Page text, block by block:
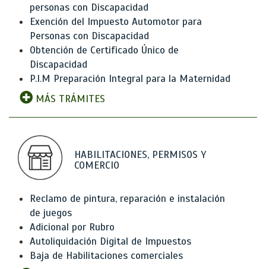
personas con Discapacidad
Exención del Impuesto Automotor para
Personas con Discapacidad
Obtención de Certificado Único de
Discapacidad
P.I.M Preparación Integral para la Maternidad
MÁS TRÁMITES
HABILITACIONES, PERMISOS Y
COMERCIO
Reclamo de pintura, reparación e instalación
de juegos
Adicional por Rubro
Autoliquidación Digital de Impuestos
Baja de Habilitaciones comerciales